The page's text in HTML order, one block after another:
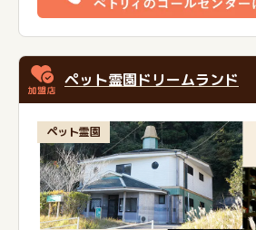
ペット霊園ドリームランド
ペット霊園